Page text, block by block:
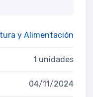
y Alimentación
1 unidades
04/11/2024